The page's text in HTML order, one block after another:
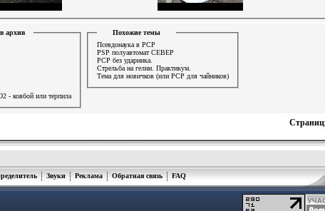
архив
- ковбой или терпила
Похожие темы
Псевдонаука в PCP
PSP полуавтомат СЕВЕР
РСР без ударника.
Стрельба на гелии. Практикум.
Тема для новичков (или РСР для чайников)
Звуки Реклама Обратная связь FAQ